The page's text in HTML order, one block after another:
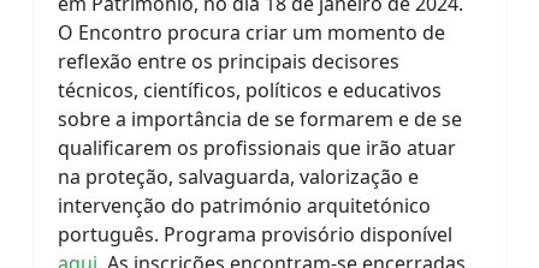
O Encontro procura criar um momento de
reflexão entre os principais decisores
técnicos, científicos, políticos e educativos
sobre a importância de se formarem e de se
qualificarem os profissionais que irão atuar
na proteção, salvaguarda, valorização e
intervenção do património arquitetónico
português. Programa provisório disponível